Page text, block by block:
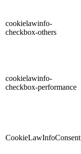
cookielawinfo-
checkbox-others
cookielawinfo-
checkbox-performance
CookieLawInfoConsent